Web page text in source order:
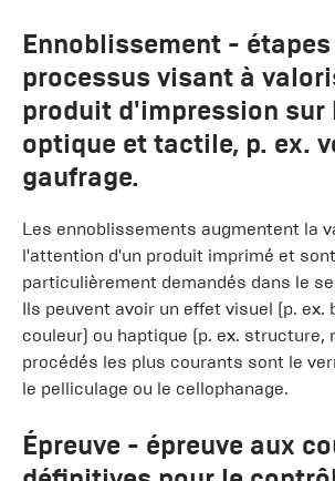
Ennoblissement - étapes
processus visant à
produit d'impression sur
optique et tactile, p. ex.
gaufrage.
Les ennoblissements augmentent la
l'attention d'un produit imprimé et sont
particulièrement demandés dans le
Ils peuvent avoir un effet visuel (p. ex.
couleur) ou haptique (p. ex. structure,
procédés les plus courants sont le
le pelliculage ou le cellophanage.
Épreuve - épreuve aux